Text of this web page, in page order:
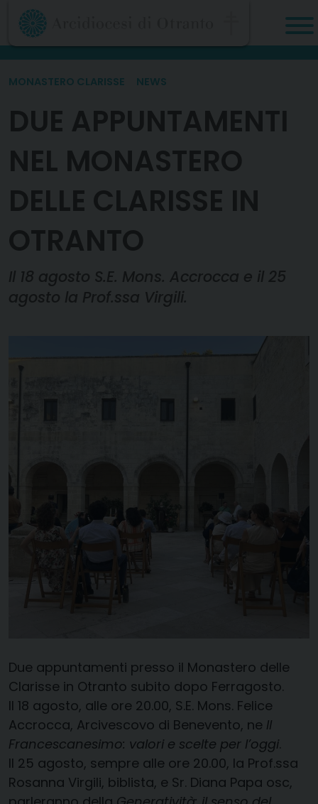
Skip
content
MONASTERO CLARISSE NEWS
DUE APPUNTAMENTI
NEL MONASTERO
DELLE CLARISSE IN
OTRANTO
Il 18 agosto S.E. Mons. Accrocca e il 25
agosto la Prof.ssa Virgili.
Due appuntamenti presso il Monastero delle
Clarisse in Otranto subito dopo Ferragosto.
Il 18 agosto, alle ore 20.00, S.E. Mons. Felice
Accrocca, Arcivescovo di Benevento, ne Il
Francescanesimo: valori e scelte per l’oggi.
Il 25 agosto, sempre alle ore 20.00, la Prof.ssa
Rosanna Virgili, biblista, e Sr. Diana Papa osc,